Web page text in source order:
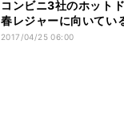
コンビニ3社のホット
春レジャーに向いてい
2017/04/25 06:00